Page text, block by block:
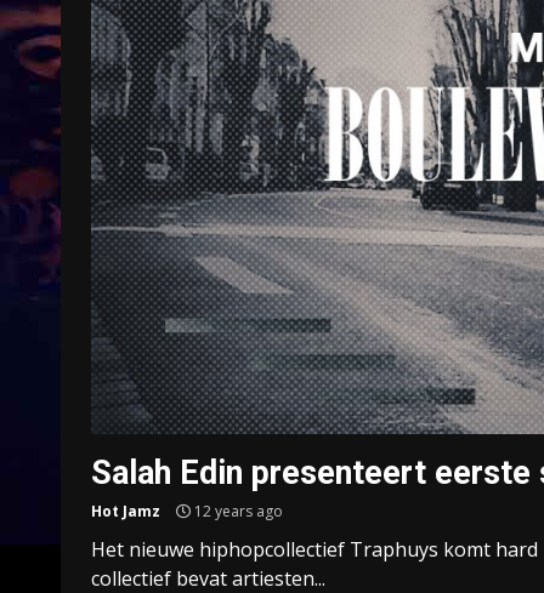
Salah Edin presenteert eerste
Hot Jamz 12 years ago
Het nieuwe hiphopcollectief Traphuys komt hard
collectief bevat artiesten...